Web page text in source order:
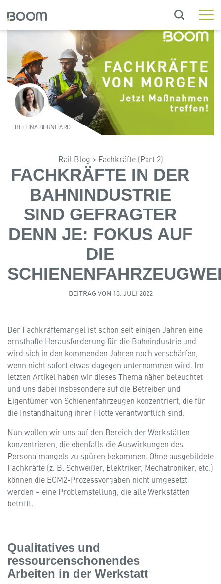
Rail Workshop
Rail Asset
Rail Engineering
Rail Operations
Radsatzmanagement
Nahverkehr
Individual-Lösung
Kundenworkshop
ECM
Referenzen
Events
Download
Unternehmen
Karriere
Kontakt
INFRATRACK
DE
EN
BETTINA BERNHARD
Rail Blog > Fachkräfte (Part 2)
FACHKRÄFTE IN DER
BAHNINDUSTRIE
SIND GEFRAGTER
DENN JE: FOKUS AUF
DIE
BEITRAG VOM 13. JULI 2022
Der Fachkräftemangel ist schon seit einigen Jahren eine
ernsthafte Herausforderung für die Bahnindustrie und
wird sich in den kommenden Jahren noch verschärfen,
wenn nicht sofort etwas dagegen unternommen wird. Im
letzten Artikel haben wir dieses Thema näher beleuchtet
und uns dabei insbesondere auf die Betreiber und
Eigentümer von Schienenfahrzeugen konzentriert, die für
die Instandhaltung ihrer Flotte verantwortlich sind.
Nun wollen wir uns auf den Bereich der Werkstätten
konzentrieren, die ebenfalls die Auswirkungen des
Personalmangels zu spüren bekommen. Ohne ausgebildete
Fachkräfte (z. B. Schweißer, Elektriker, Mechatroniker, etc.)
können die ECM2-Prozessvorgaben nicht umgesetzt
werden – eine Problemstellung, die alle Werkstätten
betrifft.
Qualitatives und
ressourcenschonendes
Arbeiten in der Werkstatt